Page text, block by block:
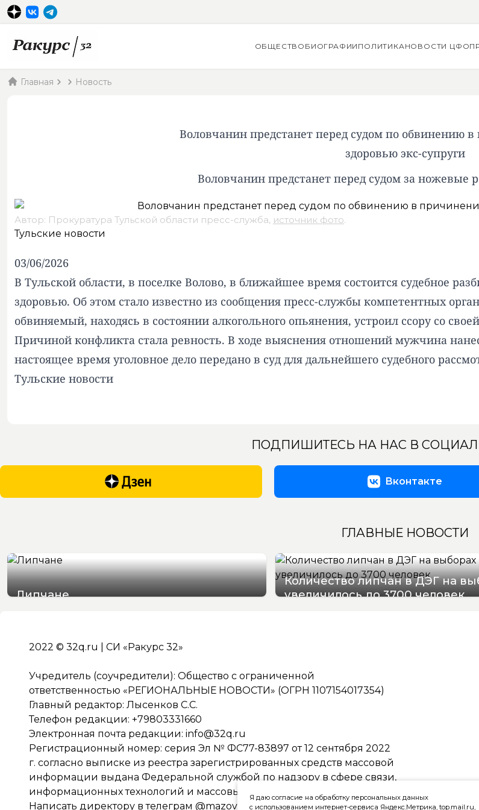
ОБЩЕСТВО БИОГРАФИИ ПОЛИТИКАНОВОСТИ ЦФО
Главная Новость
Воловчанин предстанет перед судом по обвинению
здоровью экс-супруги
Воловчанин предстанет перед судом за ножевые
Автор: Прокуратура Тульской области пресс-служба, источник фото.
Тульские новости
03/06/2026
В Тульской области, в поселке Волово, в ближайшее время состоится судебное
здоровью. Об этом стало известно из сообщения пресс-службы компетентных
обвиняемый, находясь в состоянии алкогольного опьянения, устроил ссору со
Причиной конфликта стала ревность. В ходе выяснения отношений мужчина
настоящее время уголовное дело передано в суд для дальнейшего судебного
Тульские новости
ПОДПИШИТЕСЬ НА НАС В
Вконтакте
ГЛАВНЫЕ НОВОСТИ
Липчане
Количество липчан в ДЭГ на
увеличилось до 3700 человек
2022 © 32q.ru | СИ «Ракурс 32»
Учредитель (соучредители): Общество с ограниченной
ответственностью «РЕГИОНАЛЬНЫЕ НОВОСТИ» (ОГРН 1107154017354)
Главный редактор: Лысенков С.С.
Телефон редакции: +79803331660
Электронная почта редакции: info@32q.ru
Регистрационный номер: серия Эл № ФС77-83897 от 12 сентября 2022
г. согласно выписке из реестра зарегистрированных средств массовой
информации выдана Федеральной службой по надзору в сфере связи,
информационных технологий и массовых коммуникаций
Написать директору в телеграм @mazov
Я даю согласие на обработку персональных данных
с использованием интернет-сервиса Яндекс.Метрика, top.mail.ru,